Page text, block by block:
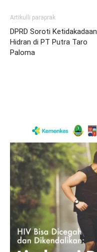
Artikulli paraprak
DPRD Soroti Ketidakadaan
Hidran di PT Putra Taro
Paloma